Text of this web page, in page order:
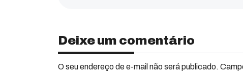
Deixe um comentário
O seu endereço de e-mail não será publicado.